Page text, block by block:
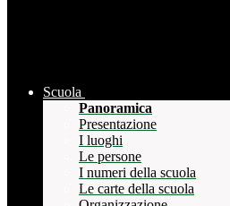
Scuola
Panoramica
Presentazione
I luoghi
Le persone
I numeri della scuola
Le carte della scuola